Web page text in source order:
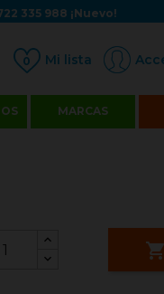
335 988 ¡Nuevo!
0
MARCAS
